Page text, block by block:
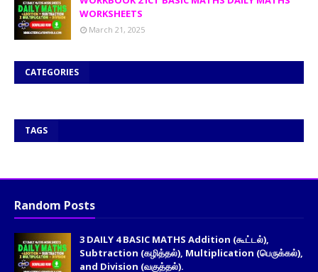
WORKSHEETS
March 21, 2025
CATEGORIES
TAGS
Random Posts
3 DAILY 4 BASIC MATHS Addition (கூட்டல்),
Subtraction (கழித்தல்), Multiplication (பெருக்கல்),
and Division (வகுத்தல்).